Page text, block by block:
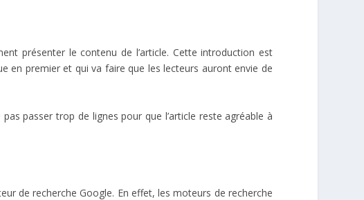
présenter le contenu de l’article. Cette introduction est
en premier et qui va faire que les lecteurs auront envie de
passer trop de lignes pour que l’article reste agréable à
de recherche Google. En effet, les moteurs de recherche